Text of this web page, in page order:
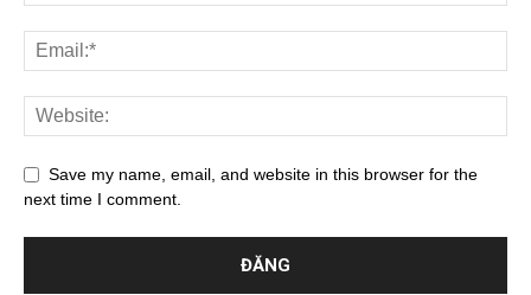
Save my name, email, and website in this browser for the
next time I comment.